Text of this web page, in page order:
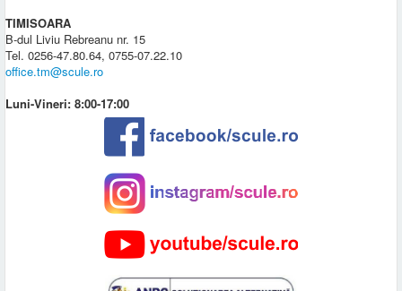
TIMISOARA
B-dul Liviu Rebreanu nr. 15
Tel. 0256-47.80.64, 0755-07.22.10
office.tm@scule.ro
Luni-Vineri: 8:00-17:00